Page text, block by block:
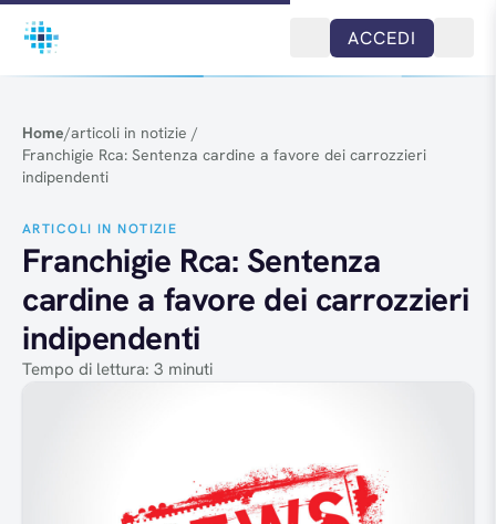
Salta al contenuto
ACCEDI
Home/articoli in notizie /
Franchigie Rca: Sentenza cardine a favore dei carrozzieri
indipendenti
ARTICOLI IN NOTIZIE
Franchigie Rca: Sentenza
cardine a favore dei carrozzieri
indipendenti
Tempo di lettura: 3 minuti